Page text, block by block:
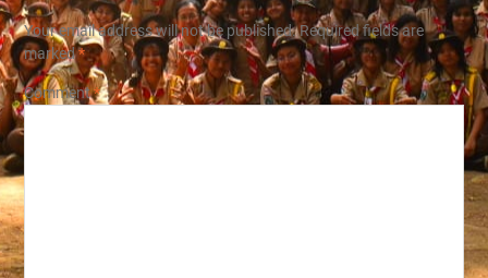
Your email address will not be published.Required fields are
marked*
Comment*